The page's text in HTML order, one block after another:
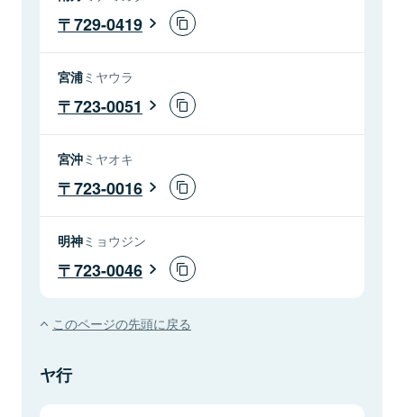
729-0419
宮浦ミヤウラ
723-0051
宮沖ミヤオキ
723-0016
明神ミョウジン
723-0046
このページの先頭に戻る
ヤ行